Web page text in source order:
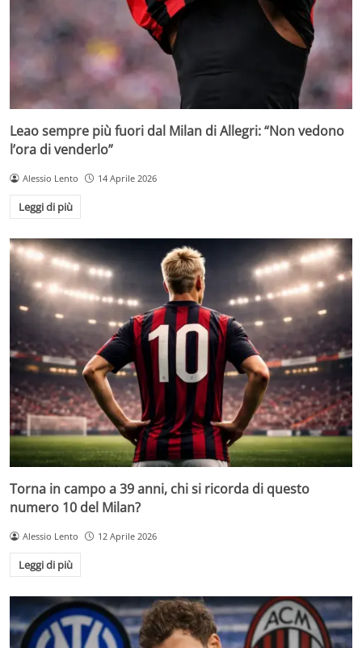
Leao sempre più fuori dal Milan di Allegri: “Non vedono
l’ora di venderlo”
Alessio Lento 14 Aprile 2026
Leggi di più
Torna in campo a 39 anni, chi si ricorda di questo
numero 10 del Milan?
Alessio Lento 12 Aprile 2026
Leggi di più